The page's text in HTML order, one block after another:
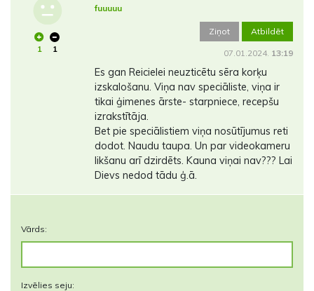
1 1
fuuuuu
Ziņot Atbildēt
07.01.2024. 13:19
Es gan Reicielei neuzticētu sēra korķu
izskalošanu. Viņa nav speciāliste, viņa ir
tikai ģimenes ārste- starpniece, recepšu
izrakstītāja.
Bet pie speciālistiem viņa nosūtījumus reti
dodot. Naudu taupa. Un par videokameru
likšanu arī dzirdēts. Kauna viņai nav??? Lai
Dievs nedod tādu ģ.ā.
Vārds:
Izvēlies seju: